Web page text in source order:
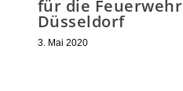
für die Feuerwehr
Düsseldorf
3. Mai 2020